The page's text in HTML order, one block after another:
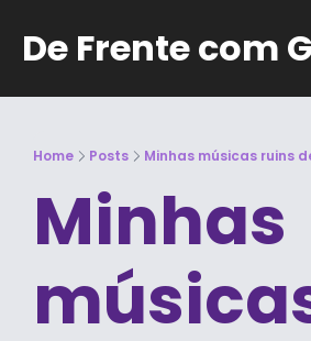
De Frente com
Home Posts Minhas músicas ruins
Minhas